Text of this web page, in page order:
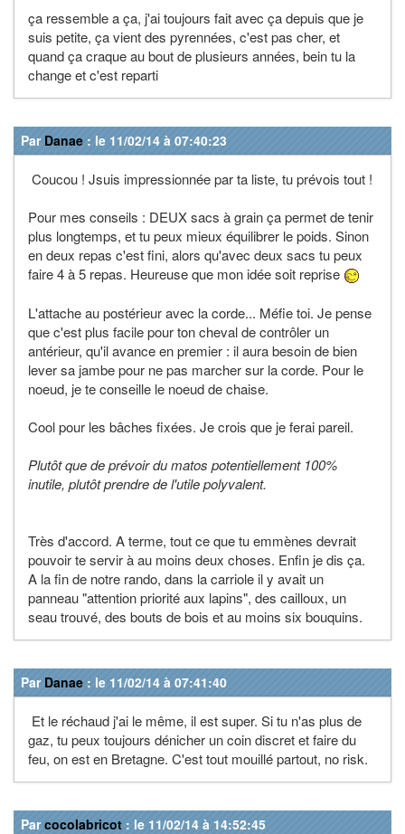
ça ressemble a ça, j'ai toujours fait avec ça depuis que je
suis petite, ça vient des pyrennées, c'est pas cher, et
quand ça craque au bout de plusieurs années, bein tu la
change et c'est reparti
Par Danae : le 11/02/14 à 07:40:23
Coucou ! Jsuis impressionnée par ta liste, tu prévois tout !
Pour mes conseils : DEUX sacs à grain ça permet de tenir
plus longtemps, et tu peux mieux équilibrer le poids. Sinon
en deux repas c'est fini, alors qu'avec deux sacs tu peux
faire 4 à 5 repas. Heureuse que mon idée soit reprise
L'attache au postérieur avec la corde... Méfie toi. Je pense
que c'est plus facile pour ton cheval de contrôler un
antérieur, qu'il avance en premier : il aura besoin de bien
lever sa jambe pour ne pas marcher sur la corde. Pour le
noeud, je te conseille le noeud de chaise.
Cool pour les bâches fixées. Je crois que je ferai pareil.
Plutôt que de prévoir du matos potentiellement 100%
inutile, plutôt prendre de l'utile polyvalent.
Très d'accord. A terme, tout ce que tu emmènes devrait
pouvoir te servir à au moins deux choses. Enfin je dis ça.
A la fin de notre rando, dans la carriole il y avait un
panneau "attention priorité aux lapins", des cailloux, un
seau trouvé, des bouts de bois et au moins six bouquins.
Par Danae : le 11/02/14 à 07:41:40
Et le réchaud j'ai le même, il est super. Si tu n'as plus de
gaz, tu peux toujours dénicher un coin discret et faire du
feu, on est en Bretagne. C'est tout mouillé partout, no risk.
Parcocolabricot : le 11/02/14 à 14:52:45